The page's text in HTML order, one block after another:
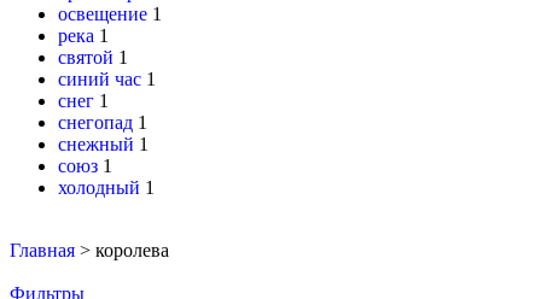
освещение 1
река 1
святой 1
синий час 1
снег 1
снегопад 1
снежный 1
союз 1
холодный 1
Главная > королева
Фильтры